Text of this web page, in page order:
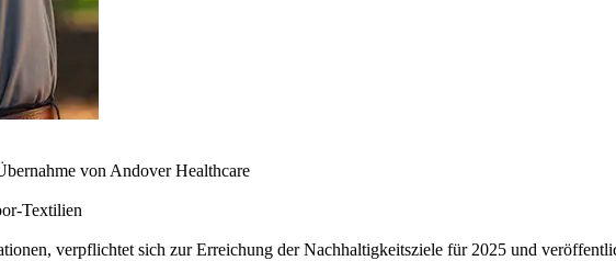
von Andover Healthcare
Textilien
verpflichtet sich zur Erreichung der Nachhaltigkeitsziele für 2025 und